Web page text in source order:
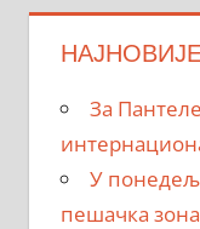
За
У
пешачка зона